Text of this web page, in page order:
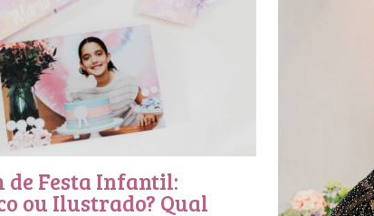
de Festa Infantil:
ou Ilustrado? Qual